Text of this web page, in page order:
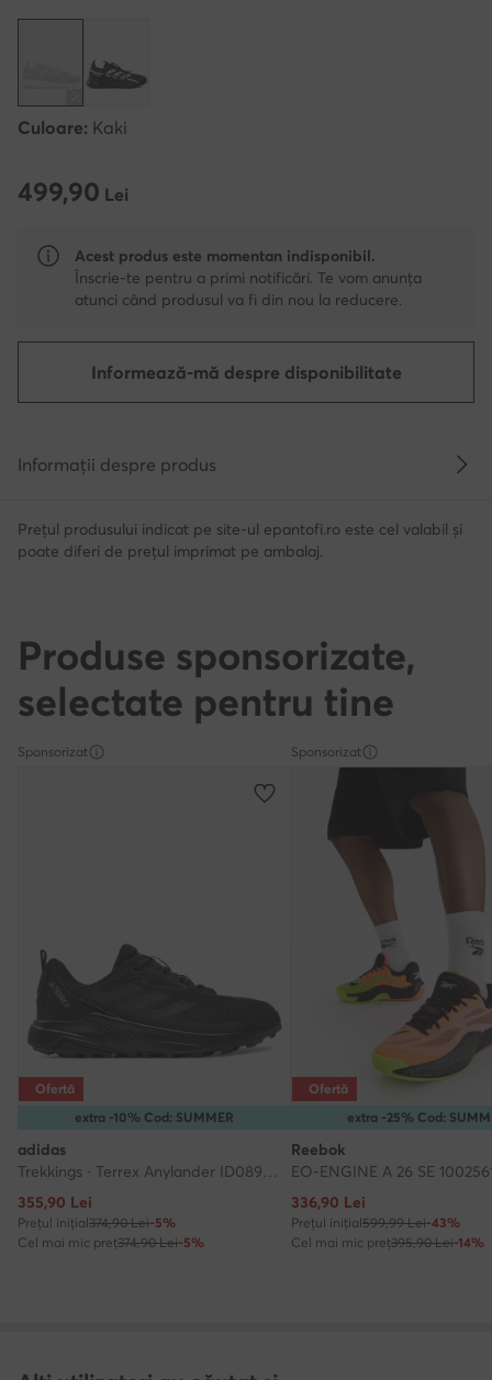
Culoare: Kaki
499,90 Lei
499,90 Lei
Acest produs este momentan indisponibil.
Înscrie-te pentru a primi notificări. Te vom anunța
atunci când produsul va fi din nou la reducere.
Informează-mă despre disponibilitate
Informații despre produs
Prețul produsului indicat pe site-ul epantofi.ro este cel valabil și
poate diferi de prețul imprimat pe ambalaj.
Produse sponsorizate,
selectate pentru tine
Sponsorizat
extra -10% Cod: SUMMER
Ofertă
adidas
Trekkings · Terrex Anylander ID0895 · Negru
Prețul actual
355,90 Lei
Prețul inițial374,90 Lei-5%
Cel mai mic preț374,90 Lei-5%
Sponsorizat
extra -25% Cod:
Ofertă
Reebok
Prețul actual
336,90 Lei
Prețul inițial599,99 Lei-43%
Cel mai mic preț395,90 Lei-14%